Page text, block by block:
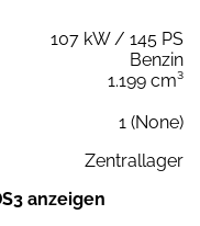
107 kW / 145 PS
Benzin
1.199 cm³
1 (None)
Zentrallager
anzeigen